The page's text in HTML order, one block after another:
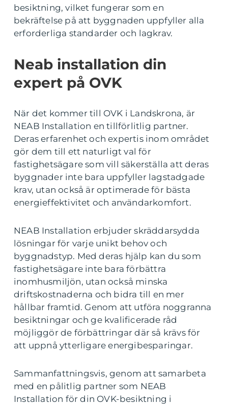
besiktning, vilket fungerar som en
bekräftelse på att byggnaden uppfyller alla
erforderliga standarder och lagkrav.
Neab installation din
expert på OVK
När det kommer till OVK i Landskrona, är
NEAB Installation en tillförlitlig partner.
Deras erfarenhet och expertis inom området
gör dem till ett naturligt val för
fastighetsägare som vill säkerställa att deras
byggnader inte bara uppfyller lagstadgade
krav, utan också är optimerade för bästa
energieffektivitet och användarkomfort.
NEAB Installation erbjuder skräddarsydda
lösningar för varje unikt behov och
byggnadstyp. Med deras hjälp kan du som
fastighetsägare inte bara förbättra
inomhusmiljön, utan också minska
driftskostnaderna och bidra till en mer
hållbar framtid. Genom att utföra noggranna
besiktningar och ge kvalificerade råd
möjliggör de förbättringar där så krävs för
att uppnå ytterligare energibesparingar.
Sammanfattningsvis, genom att samarbeta
med en pålitlig partner som NEAB
Installation för din OVK-besiktning i